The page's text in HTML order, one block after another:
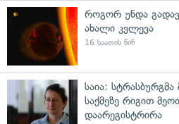
როგორ უნდა
ახალი კვლევა
16 საათის წინ
საია:
საქმეზე რიგით
დაარეგისტრირა